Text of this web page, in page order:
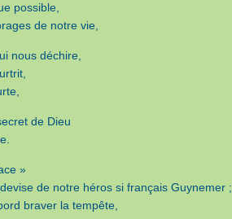
possible,
de notre vie,
nous déchire,
de Dieu
»
devise de notre héros si français Guynemer ;
braver la tempête,